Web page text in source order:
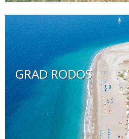
GRAD RODOS